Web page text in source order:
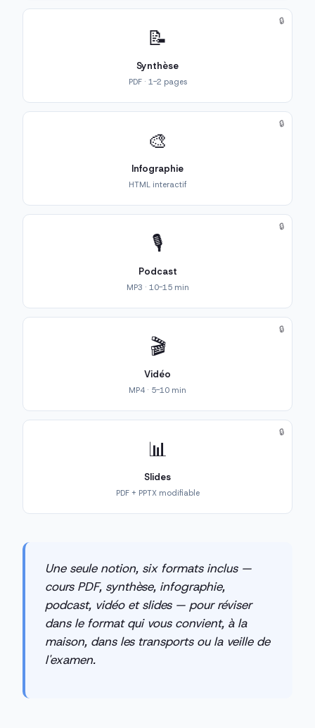
📝
Synthèse
PDF · 1-2 pages
🔒
🎨
Infographie
HTML interactif
🔒
🎙️
Podcast
MP3 · 10-15 min
🔒
🎬
Vidéo
MP4 · 5-10 min
🔒
📊
Slides
PDF + PPTX modifiable
🔒
Une seule notion, six formats inclus —
cours PDF, synthèse, infographie,
podcast, vidéo et slides — pour réviser
dans le format qui vous convient, à la
maison, dans les transports ou la veille de
l'examen.